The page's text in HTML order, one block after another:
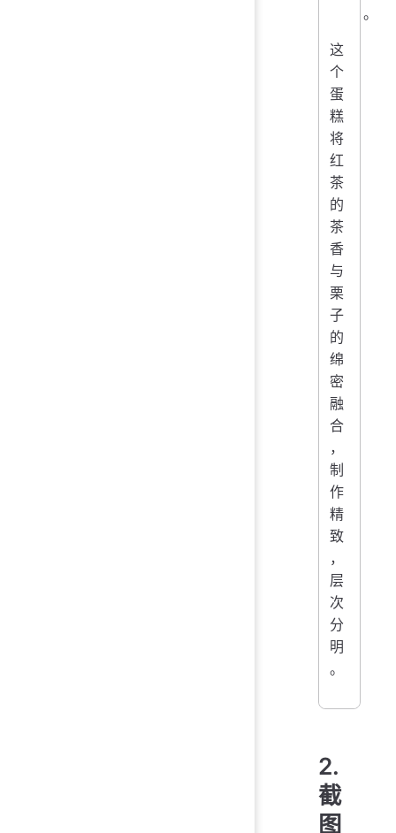
。
这
个
蛋
糕
将
红
茶
的
茶
香
与
栗
子
的
绵
密
融
合
，
制
作
精
致
，
层
次
分
明
。
2.
截
图